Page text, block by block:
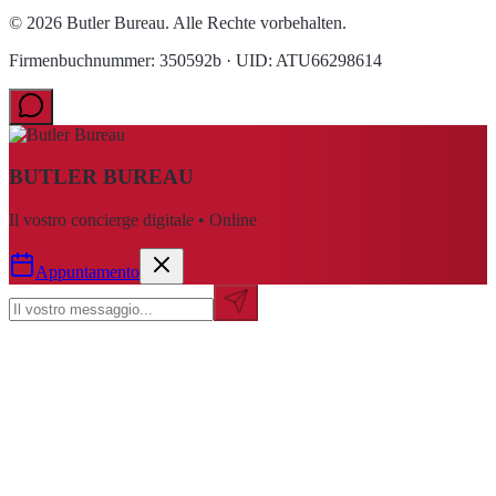
© 2026 Butler Bureau. Alle Rechte vorbehalten.
Firmenbuchnummer: 350592b · UID: ATU66298614
BUTLER BUREAU
Il vostro concierge digitale • Online
Appuntamento